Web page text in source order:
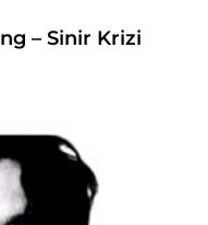
– Sinir Krizi